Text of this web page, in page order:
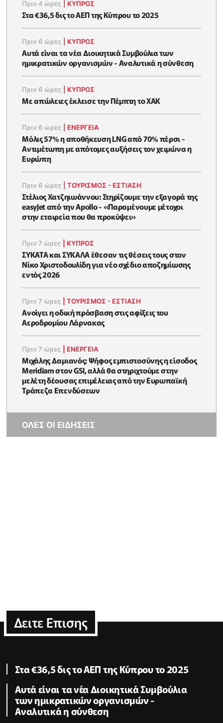
Πριν 4 ώρες ΚΥΠΡΟΣ
Στα €36,5 δις το ΑΕΠ της Κύπρου το 2025
Πριν 6 ώρες ΚΥΠΡΟΣ
Αυτά είναι τα νέα Διοικητικά Συμβούλια των
ημικρατικών οργανισμών - Αναλυτικά η σύνθεση
Πριν 6 ώρες ΚΥΠΡΟΣ
Με απώλειες έκλεισε την Πέμπτη το ΧΑΚ
Πριν 6 ώρες ΕΝΈΡΓΕΙΑ
Μόλις 57% η αποθήκευση LNG από 70% πέρσι -
Αντιμέτωπη με απότομες αυξήσεις τον χειμώνα η
Ευρώπη
Πριν 6 ώρες |ΤΟΥΡΙΣΜΟΣ - ΕΣΤΙΑΣΗ
Στέλιος Χατζηιωάννου: Στηρίζουμε την εξαγορά της
easyJet από την Apollo - «Παραμένουμε μέτοχοι
στην εταιρεία που θα προκύψει»
Πριν 7 ώρες ΚΥΠΡΟΣ
ΣΥΚΑΤΑ και ΣΥΚΑΛΑ έθεσαν τις θέσεις τους στον
Νίκο Χριστοδουλίδη για νέο σχέδιο αποζημίωσης
εντός 2026
Πριν 7 ώρες |ΤΟΥΡΙΣΜΟΣ - ΕΣΤΙΑΣΗ
Ανοίγει η οδική πρόσβαση στις αφίξεις του
Αεροδρομίου Λάρνακας
Πριν 7 ώρες ΕΝΈΡΓΕΙΑ
Μιχάλης Δαμιανός: Ψήφος εμπιστοσύνης η είσοδος
Meridiam στον GSI, αλλά θα στηριχτούμε στην
μελέτη δέουσας επιμέλειας από την Ευρωπαϊκή
Τράπεζα Επενδύσεων
ΟΛΕΣ ΟΙ ΕΙΔΗΣΕΙΣ
Δειτε Επισης
Στα €36,5 δις το ΑΕΠ της Κύπρου το 2025
Αυτά είναι τα νέα Διοικητικά Συμβούλια
των ημικρατικών οργανισμών -
Αναλυτικά η σύνθεση